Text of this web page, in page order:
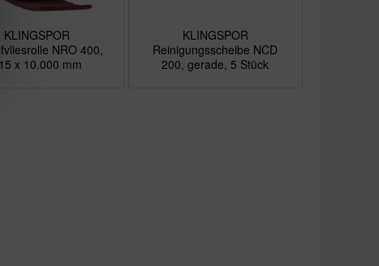
KLINGSPOR
NRO 400,
x 10.000 mm
KLINGSPOR
Reinigungsscheibe NCD
200, gerade, 5 Stück